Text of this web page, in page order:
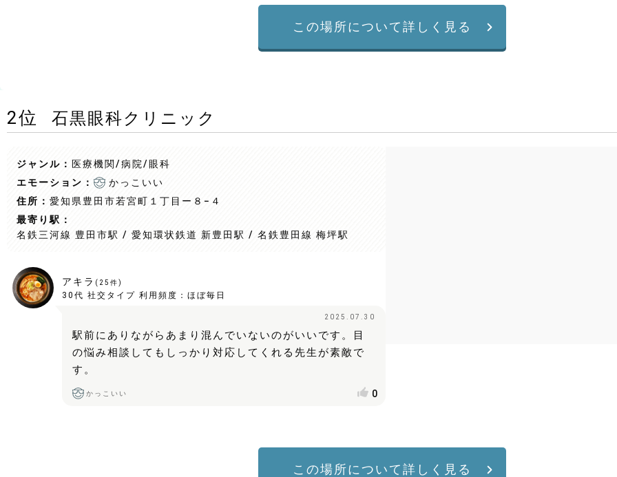
この場所について詳しく見る
2位 石黒眼科クリニック
ジャンル： 医療機関/病院/眼科
エモーション：
かっこいい
住所： 愛知県豊田市若宮町１丁目ー８−４
最寄り駅：
名鉄三河線 豊田市駅 / 愛知環状鉄道 新豊田駅 / 名鉄豊田線 梅坪駅
アキラ ( 25 件)
30代 社交タイプ 利用頻度： ほぼ毎日
2025.07.30
駅前にありながらあまり混んでいないのがいいです。目
の悩み相談してもしっかり対応してくれる先生が素敵で
す。
かっこいい 0
この場所について詳しく見る